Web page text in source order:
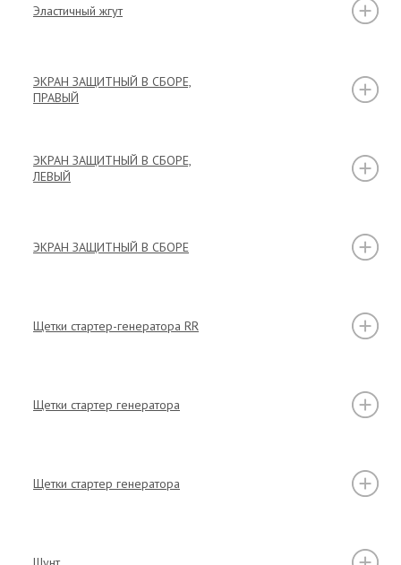
Эластичный жгут
ЭКРАН ЗАЩИТНЫЙ В СБОРЕ,
ПРАВЫЙ
ЭКРАН ЗАЩИТНЫЙ В СБОРЕ,
ЛЕВЫЙ
ЭКРАН ЗАЩИТНЫЙ В СБОРЕ
Щетки стартер-генератора RR
Щетки стартер генератора
Щетки стартер генератора